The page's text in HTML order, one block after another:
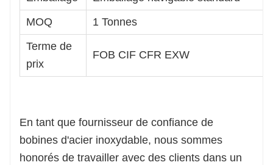
MOQ
1 Tonnes
Terme de
prix
FOB CIF CFR EXW
En tant que fournisseur de confiance de
bobines d'acier inoxydable, nous sommes
honorés de travailler avec des clients dans un